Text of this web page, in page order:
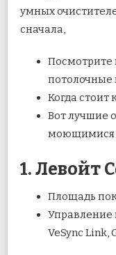
умных
сначала,
Посмотрите
потолочные
Когда стоит
Вот лучшие
моющимися
1. Левойт
Площадь
VeSync Link,